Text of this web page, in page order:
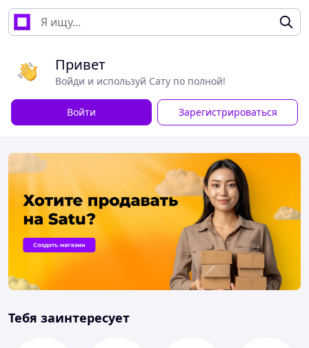
Привет
Войди и используй Сату по полной!
Войти Зарегистрироваться
Тебя заинтересует